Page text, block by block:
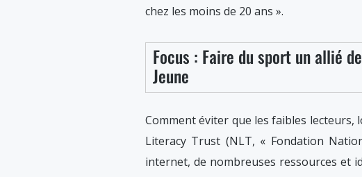
chez les moins de 20 ans ».
Focus : Faire du sport un allié
Jeune
Comment éviter que les faibles lecteurs,
Literacy Trust (NLT, « Fondation
internet, de nombreuses ressources et